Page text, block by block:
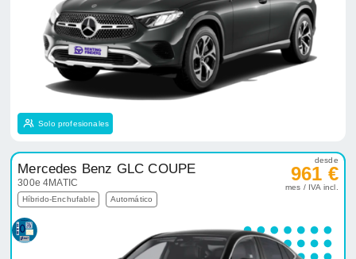
Solo profesionales
Mercedes Benz GLC COUPE
300e 4MATIC
Híbrido-Enchufable Automático
desde
961 €
mes / IVA incl.